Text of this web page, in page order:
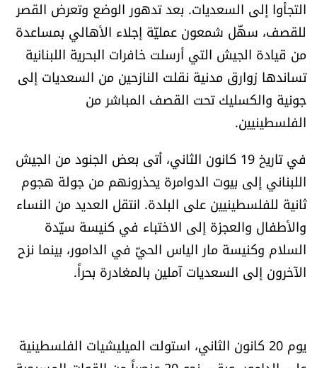
التجأوا إلى السعديات. بعد تدهور الوضع وتعرض القصر
للقصف، سهّل شمعون عمليّة إجلاء الأهالي بمساعدة
من قيادة الجيش التي أرسلت خافرات البحرية اللبنانية
تساندها زوارق مدنية نقلت النازحين من السعديات إلى
جونية والكسليك تحت القصف المباشر من
الفلسطينيين.
في تاريخ 19 كانون الثاني، أتى بعض الجنود من الجيش
اللبناني إلى بيوت الدوامرة يحذرونهم من جولة هجوم
ثانية للفلسطينيين على البلدة. انتقل العديد من النساء
والأطفال والعجزة إلى الاختباء في كنيسة سيّدة
السلام وكنيسة مار الياس الحيّ في الدامور، بينما نزح
الآخرون إلى السعديات آملين بالمغادرة بحراً.
يوم 20 كانون الثاني، استولت الميليشيات الفلسطينية